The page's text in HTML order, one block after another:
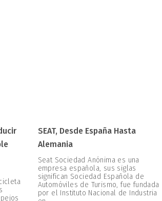
SEAT, Desde España Hasta
Alemania
Seat Sociedad Anónima es una
empresa española, sus siglas
significan Sociedad Española de
Automóviles de Turismo, fue fundada
por el Instituto Nacional de Industria